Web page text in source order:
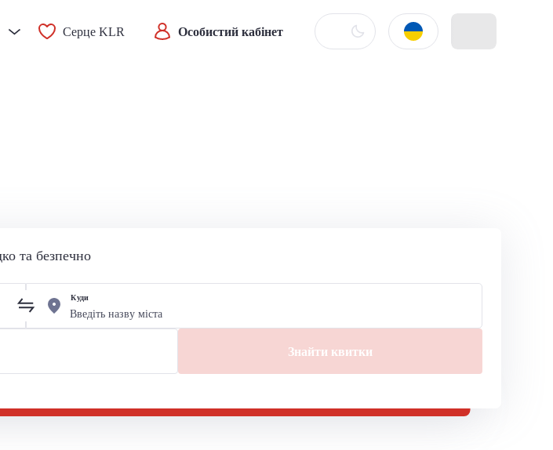
Серце KLR Особистий кабінет
та безпечно
Куди
Знайти квитки